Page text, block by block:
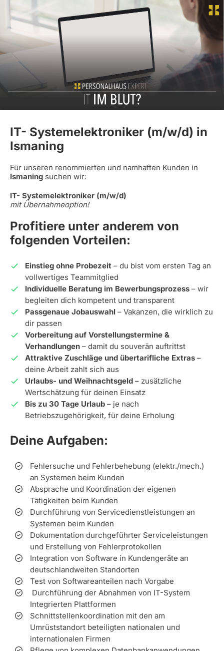
IT- Systemelektroniker (m/w/d) in
Ismaning
Für unseren renommierten und namhaften Kunden in
Ismaning suchen wir:
IT- Systemelektroniker (m/w/d)
mit Übernahmeoption!
Profitiere unter anderem von
folgenden Vorteilen:
Einstieg ohne Probezeit – du bist vom ersten Tag an
vollwertiges Teammitglied
Individuelle Beratung im Bewerbungsprozess – wir
begleiten dich kompetent und transparent
Passgenaue Jobauswahl – Vakanzen, die wirklich zu
dir passen
Vorbereitung auf Vorstellungstermine &
Verhandlungen – damit du souverän auftrittst
Attraktive Zuschläge und übertarifliche Extras –
deine Arbeit zahlt sich aus
Urlaubs- und Weihnachtsgeld – zusätzliche
Wertschätzung für deinen Einsatz
Bis zu 30 Tage Urlaub – je nach
Betriebszugehörigkeit, für deine Erholung
Deine Aufgaben:
Fehlersuche und Fehlerbehebung (elektr./mech.)
an Systemen beim Kunden
Absprache und Koordination der eigenen
Tätigkeiten beim Kunden
Durchführung von Servicedienstleistungen an
Systemen beim Kunden
Dokumentation durchgeführter Serviceleistungen
und Erstellung von Fehlerprotokollen
Integration von Software in Kundengeräte an
deutschlandweiten Standorten
Test von Softwareanteilen nach Vorgabe
Durchführung der Abnahmen von IT-System
Integrierten Plattformen
Schnittstellenkoordination mit den am
Umrüststandort beteiligten nationalen und
internationalen Firmen